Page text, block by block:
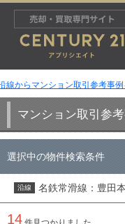
線からマンション取引参考事
マンション取引参
選択中の物件検索条件
沿線 名鉄常滑線：豊田
14